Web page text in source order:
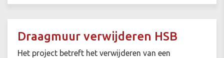
Draagmuur verwijderen HSB
Het project betreft het verwijderen van een